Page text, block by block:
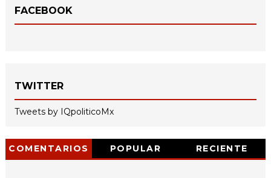
FACEBOOK
TWITTER
Tweets by IQpoliticoMx
COMENTARIOS POPULAR RECIENTE